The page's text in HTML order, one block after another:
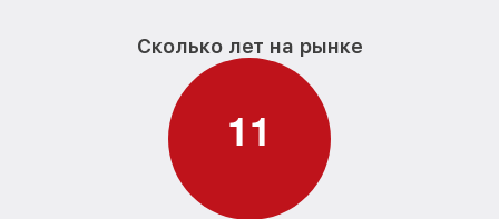
Сколько лет на рынке
11